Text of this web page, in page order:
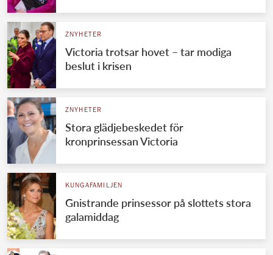
VÄRLDENS KUNGAHUS
Svenska kungahuset
Brittiska kungahuset
Danska kungahuset
Spanska kungahuset
Jordanska kungahuset
Luxemburgska storhertighuset
Japanska kejsarhuset
REDAKTION
ZNYHETER
Victoria trotsar hovet – tar modiga
beslut i krisen
ZNYHETER
Stora glädjebeskedet för
kronprinsessan Victoria
KUNGAFAMILJEN
Gnistrande prinsessor på slottets stora
galamiddag